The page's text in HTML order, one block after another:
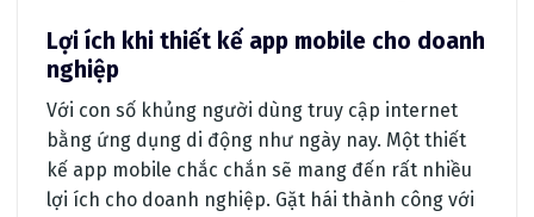
Lợi ích khi thiết kế app mobile cho doanh
nghiệp
Với con số khủng người dùng truy cập internet
bằng ứng dụng di động như ngày nay. Một thiết
kế app mobile chắc chắn sẽ mang đến rất nhiều
lợi ích cho doanh nghiệp. Gặt hái thành công với